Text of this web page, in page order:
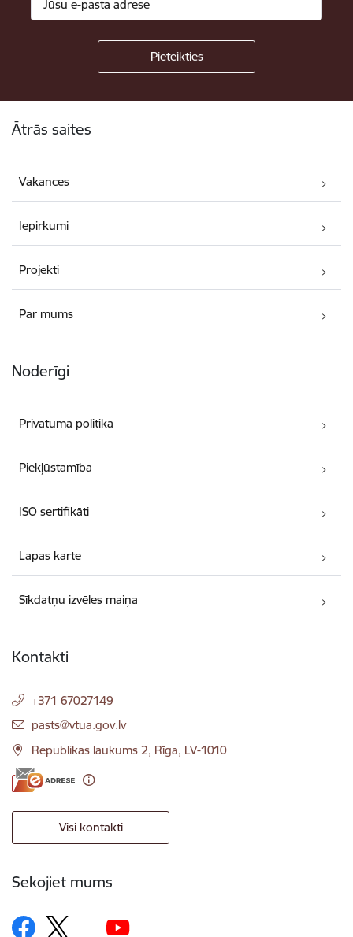
Ātrās saites
Vakances
Iepirkumi
Projekti
Par mums
Noderīgi
Privātuma politika
Piekļūstamība
ISO sertifikāti
Lapas karte
Sīkdatņu izvēles maiņa
Kontakti
+371 67027149
E-pasts:
pasts@vtua.gov.lv
Republikas laukums 2, Rīga, LV-1010
Visi kontakti
Sekojiet mums